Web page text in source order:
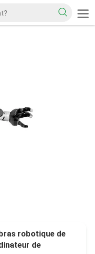
robotique de
de